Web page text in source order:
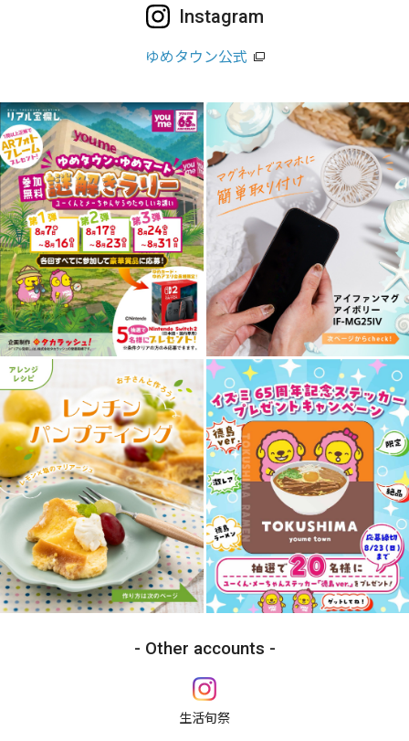
Instagram
ゆめタウン公式
Other accounts
生活旬祭